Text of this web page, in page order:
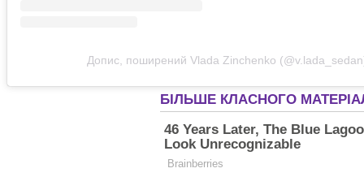
Допис, поширений Vlada Zinchenko